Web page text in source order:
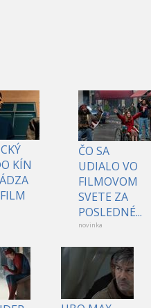
KÍN
ČO SA
UDIALO VO
FILMOVOM
SVETE ZA
POSLEDNÉ...
novinka